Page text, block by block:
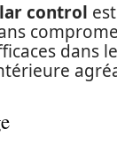
control
dans